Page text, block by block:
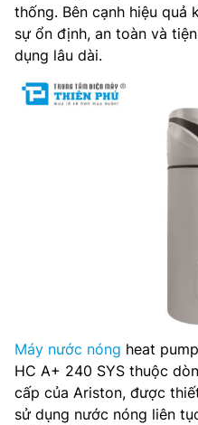
thống. Bên cạnh hiệu quả
sự ổn định, an toàn và
dụng lâu dài.
Máy nước nóng heat
HC A+ 240 SYS thuộc
cấp của Ariston, được
sử dụng nước nóng liên